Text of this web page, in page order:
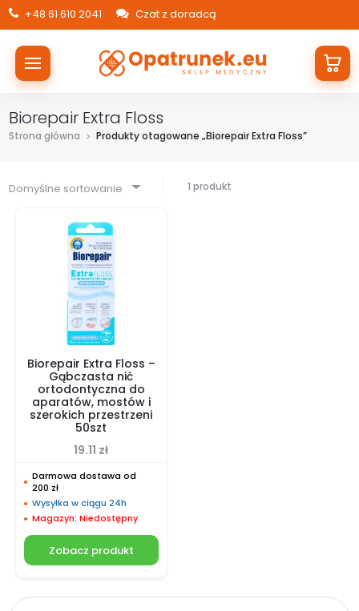
+48 61 610 2041 Czat z doradcą
Biorepair Extra Floss
Strona główna Produkty otagowane „Biorepair Extra Floss”
Domyślne sortowanie 1 produkt
Biorepair Extra Floss –
Gąbczasta nić
ortodontyczna do
aparatów, mostów i
szerokich przestrzeni
50szt
19.11 zł
Darmowa dostawa od
200 zł
Wysyłka w ciągu 24h
Magazyn: Niedostępny
Zobacz produkt